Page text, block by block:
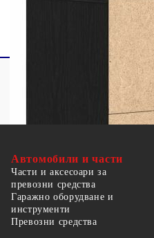
Автомобили и части
Части и аксесоари за
превозни средства
Гаражно оборудване и
инструменти
Превозни средства